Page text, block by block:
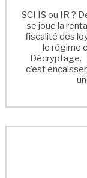
SCI IS ou IR ?
se joue la
fiscalité des
le régime
Décryptage.
c’est